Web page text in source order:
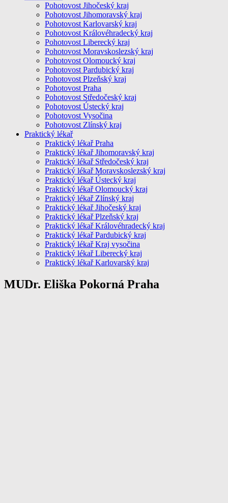
Pohotovost Jihočeský kraj
Pohotovost Jihomoravský kraj
Pohotovost Karlovarský kraj
Pohotovost Královéhradecký kraj
Pohotovost Liberecký kraj
Pohotovost Moravskoslezský kraj
Pohotovost Olomoucký kraj
Pohotovost Pardubický kraj
Pohotovost Plzeňský kraj
Pohotovost Praha
Pohotovost Středočeský kraj
Pohotovost Ústecký kraj
Pohotovost Vysočina
Pohotovost Zlínský kraj
Praktický lékař
Praktický lékař Praha
Praktický lékař Jihomoravský kraj
Praktický lékař Středočeský kraj
Praktický lékař Moravskoslezský kraj
Praktický lékař Ústecký kraj
Praktický lékař Olomoucký kraj
Praktický lékař Zlínský kraj
Praktický lékař Jihočeský kraj
Praktický lékař Plzeňský kraj
Praktický lékař Královéhradecký kraj
Praktický lékař Pardubický kraj
Praktický lékař Kraj vysočina
Praktický lékař Liberecký kraj
Praktický lékař Karlovarský kraj
MUDr. Eliška Pokorná Praha